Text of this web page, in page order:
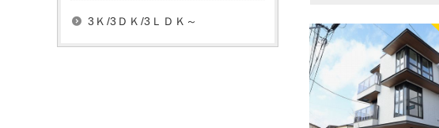
3Ｋ/3ＤＫ/3ＬＤＫ～